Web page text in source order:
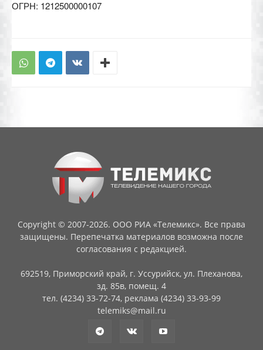
ОГРН: 1212500000107
Copyright © 2007-2026. ООО РИА «Телемикс». Все права
защищены. Перепечатка материалов возможна после
согласования с редакцией.
692519, Приморский край, г. Уссурийск, ул. Плеханова,
зд. 85в, помещ. 4
тел. (4234) 33-72-74, реклама (4234) 33-93-99
telemiks@mail.ru